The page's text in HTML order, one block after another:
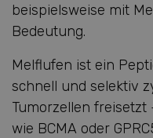
beispielsweise mit
Bedeutung.
Melflufen ist ein
schnell und selektiv
Tumorzellen
wie BCMA oder